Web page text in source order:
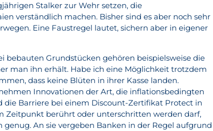
Stalker zur Wehr setzen, die
verständlich machen. Bisher sind es aber noch sehr
Eine Faustregel lautet, sichern aber in eigener
bebauten Grundstücken gehören beispielsweise die
man ihn erhält. Habe ich eine Möglichkeit trotzdem
dass keine Blüten in ihrer Kasse landen.
Innovationen der Art, die inflationsbedingten
die Barriere bei einem Discount-Zertifikat Protect in
Zeitpunkt berührt oder unterschritten werden darf,
genug. An sie vergeben Banken in der Regel aufgrund